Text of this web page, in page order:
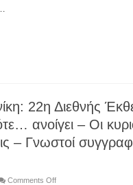
22η Διεθνής
ανοίγει – Οι
– Γνωστοί
Comments Offon